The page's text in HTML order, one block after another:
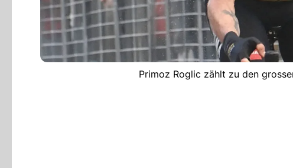
Primoz Roglic zählt zu den